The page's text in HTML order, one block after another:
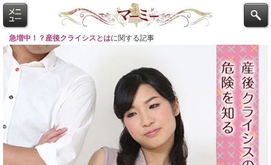
急増中！？産後クライシスとはに関する記事